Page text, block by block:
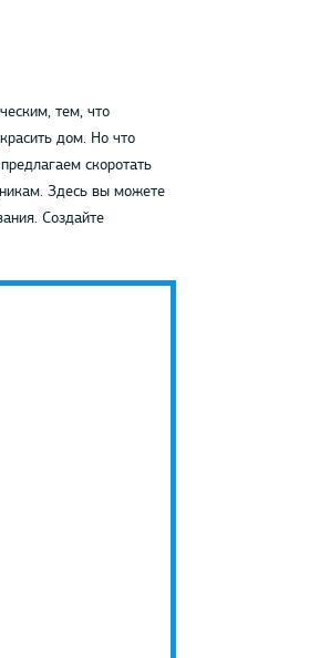
тем, что
дом. Но что
скоротать
Здесь вы можете
Создайте